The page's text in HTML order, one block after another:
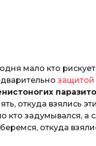
мало кто
защитой
откуда взялись
кто задумывался, а
откуда